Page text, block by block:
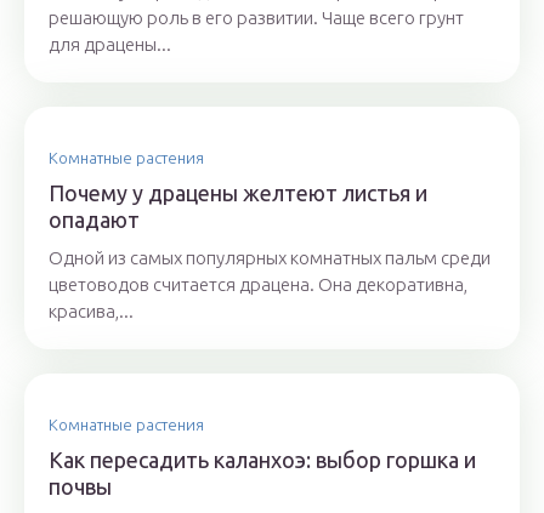
решающую роль в его развитии. Чаще всего грунт
для драцены...
Комнатные растения
Почему у драцены желтеют листья и
опадают
Одной из самых популярных комнатных пальм среди
цветоводов считается драцена. Она декоративна,
красива,...
Комнатные растения
Как пересадить каланхоэ: выбор горшка и
почвы